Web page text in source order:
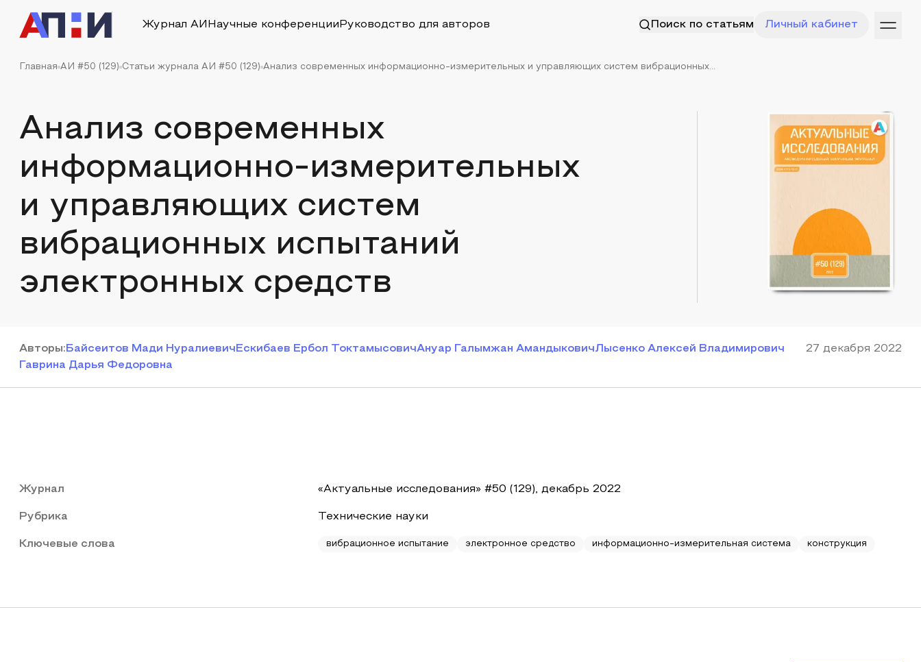
Журнал АИ Научные конференции Руководство для авторов Поиск по статьям Личный кабинет
Главная АИ #50 (129) Статьи журнала АИ #50 (129) Анализ современных информационно-измерительных и управляющих систем вибрационных...
Анализ современных
информационно-измерительных
и управляющих систем
вибрационных испытаний
электронных средств
Авторы: Байсеитов Мади Нуралиевич Ескибаев Ербол ТоктамысовичАнуар Галымжан АмандыковичЛысенко Алексей Владимирович
Гаврина Дарья Федоровна
27 декабря 2022
Журнал «Актуальные исследования» #50 (129), декабрь 2022
Рубрика Технические науки
Ключевые слова вибрационное испытание электронное средство информационно-измерительная система конструкция